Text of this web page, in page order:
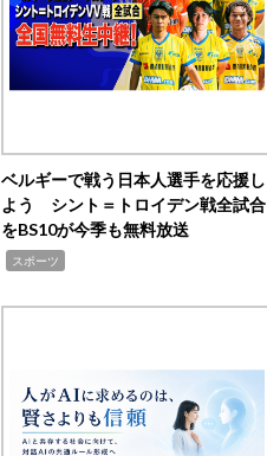
ベルギーで戦う日本人選手を応援し
よう シント＝トロイデン戦全試合
をBS10が今季も無料放送
スポーツ